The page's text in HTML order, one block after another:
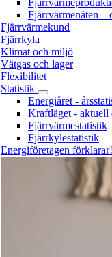
Fjärrvärmenäten –
Fjärrvärmekund
Fjärrkyla
Klimat och miljö
Vätgas och lager
Flexibilitet
Statistik
Energiåret -
Kraftläget - aktuell
Fjärrvärmestatistik
Fjärrkylestatistik
Energiföretagen förklarar!